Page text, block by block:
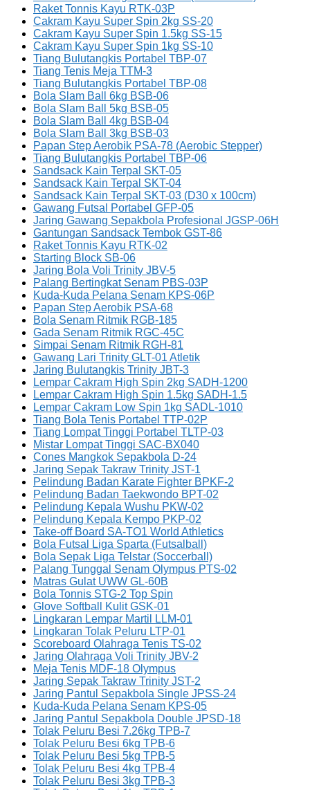
Raket Tonnis Kayu RTK-03P
Cakram Kayu Super Spin 2kg SS-20
Cakram Kayu Super Spin 1.5kg SS-15
Cakram Kayu Super Spin 1kg SS-10
Tiang Bulutangkis Portabel TBP-07
Tiang Tenis Meja TTM-3
Tiang Bulutangkis Portabel TBP-08
Bola Slam Ball 6kg BSB-06
Bola Slam Ball 5kg BSB-05
Bola Slam Ball 4kg BSB-04
Bola Slam Ball 3kg BSB-03
Papan Step Aerobik PSA-78 (Aerobic Stepper)
Tiang Bulutangkis Portabel TBP-06
Sandsack Kain Terpal SKT-05
Sandsack Kain Terpal SKT-04
Sandsack Kain Terpal SKT-03 (D30 x 100cm)
Gawang Futsal Portabel GFP-05
Jaring Gawang Sepakbola Profesional JGSP-06H
Gantungan Sandsack Tembok GST-86
Raket Tonnis Kayu RTK-02
Starting Block SB-06
Jaring Bola Voli Trinity JBV-5
Palang Bertingkat Senam PBS-03P
Kuda-Kuda Pelana Senam KPS-06P
Papan Step Aerobik PSA-68
Bola Senam Ritmik RGB-185
Gada Senam Ritmik RGC-45C
Simpai Senam Ritmik RGH-81
Gawang Lari Trinity GLT-01 Atletik
Jaring Bulutangkis Trinity JBT-3
Lempar Cakram High Spin 2kg SADH-1200
Lempar Cakram High Spin 1.5kg SADH-1.5
Lempar Cakram Low Spin 1kg SADL-1010
Tiang Bola Tenis Portabel TTP-02P
Tiang Lompat Tinggi Portabel TLTP-03
Mistar Lompat Tinggi SAC-BX040
Cones Mangkok Sepakbola D-24
Jaring Sepak Takraw Trinity JST-1
Pelindung Badan Karate Fighter BPKF-2
Pelindung Badan Taekwondo BPT-02
Pelindung Kepala Wushu PKW-02
Pelindung Kepala Kempo PKP-02
Take-off Board SA-TO1 World Athletics
Bola Futsal Liga Sparta (Futsalball)
Bola Sepak Liga Telstar (Soccerball)
Palang Tunggal Senam Olympus PTS-02
Matras Gulat UWW GL-60B
Bola Tonnis STG-2 Top Spin
Glove Softball Kulit GSK-01
Lingkaran Lempar Martil LLM-01
Lingkaran Tolak Peluru LTP-01
Scoreboard Olahraga Tenis TS-02
Jaring Olahraga Voli Trinity JBV-2
Meja Tenis MDF-18 Olympus
Jaring Sepak Takraw Trinity JST-2
Jaring Pantul Sepakbola Single JPSS-24
Kuda-Kuda Pelana Senam KPS-05
Jaring Pantul Sepakbola Double JPSD-18
Tolak Peluru Besi 7.26kg TPB-7
Tolak Peluru Besi 6kg TPB-6
Tolak Peluru Besi 5kg TPB-5
Tolak Peluru Besi 4kg TPB-4
Tolak Peluru Besi 3kg TPB-3